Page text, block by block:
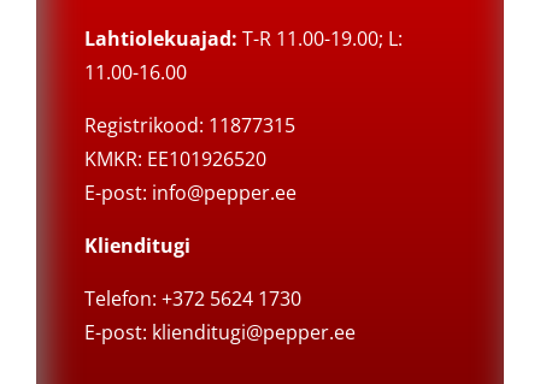
Lahtiolekuajad: T-R 11.00-19.00; L:
11.00-16.00
Registrikood: 11877315
KMKR: EE101926520
E-post: info@pepper.ee
Klienditugi
Telefon: +372 5624 1730
E-post: klienditugi@pepper.ee